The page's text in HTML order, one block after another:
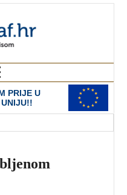
PRIJE U
UNIJU!!